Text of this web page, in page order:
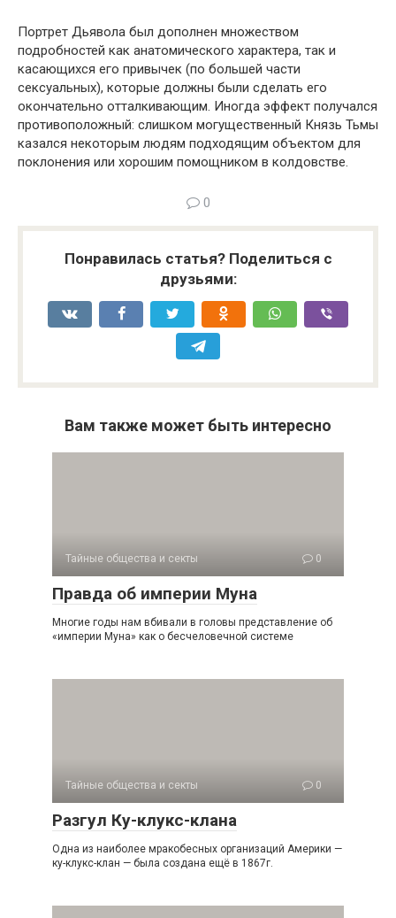
Портрет Дьявола был дополнен множеством
подробностей как анатомического характера, так и
касающихся его привычек (по большей части
сексуальных), которые должны были сделать его
окончательно отталкивающим. Иногда эффект получался
противоположный: слишком могущественный Князь Тьмы
казался некоторым людям подходящим объектом для
поклонения или хорошим помощником в колдовстве.
0
Понравилась статья? Поделиться с
друзьями:
Вам также может быть интересно
Тайные общества и секты 0
Правда об империи Муна
Многие годы нам вбивали в головы представление об
«империи Муна» как о бесчеловечной системе
Тайные общества и секты 0
Разгул Ку-клукс-клана
Одна из наиболее мракобесных организаций Америки —
ку-клукс-клан — была создана ещё в 1867г.